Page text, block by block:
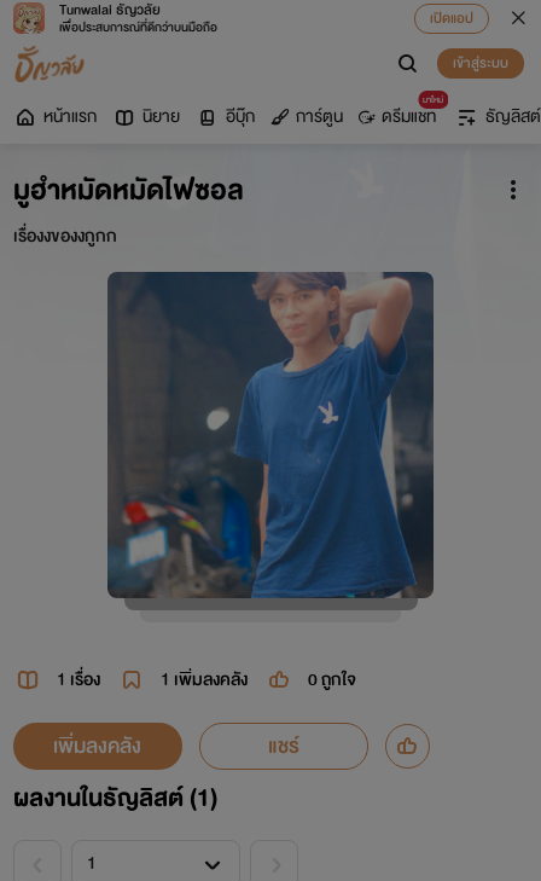
Tunwalai ธัญวลัย
เพื่อประสบการณ์ที่ดีกว่าบนมือถือ
เปิดแอป
เข้าสู่ระบบ
หน้าแรก นิยาย อีบุ๊ก การ์ตูน
มาใหม่
ดรีมแชท ธัญลิสต์
มูฮำหมัดหมัดไฟซอล
เรื่องงของงกูกก
1 เรื่อง 1 เพิ่มลงคลัง 0ถูกใจ
เพิ่มลงคลัง แชร์
ผลงานในธัญลิสต์ (1)